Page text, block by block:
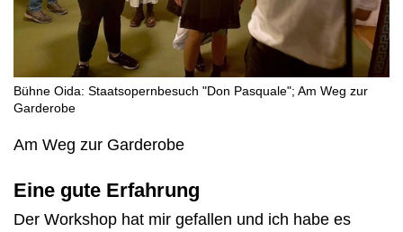
Bühne Oida: Staatsopernbesuch "Don Pasquale"; Am Weg zur
Garderobe
Am Weg zur Garderobe
Eine gute Erfahrung
Der Workshop hat mir gefallen und ich habe es